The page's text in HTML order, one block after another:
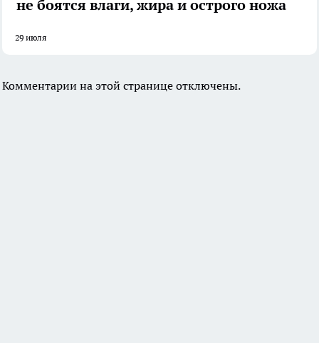
не боятся влаги, жира и острого ножа
29 июля
Комментарии на этой странице отключены.